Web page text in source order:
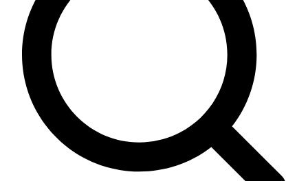
Покупка другого Mortal Kombat Mobile обычно нужна тогда,
когда стандартные категории не отражают ваш реальный
сценарий. На GG.Store такие предложения размещают сами
игроки, поэтому раздел удобно использовать для более гибких
запросов по игре.